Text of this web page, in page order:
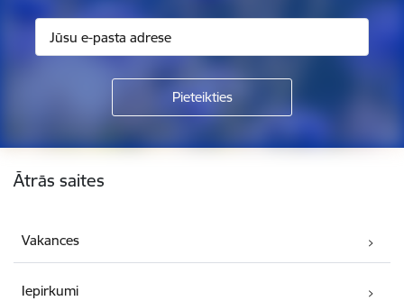
Kājene
Ātrās saites
Vakances
Iepirkumi